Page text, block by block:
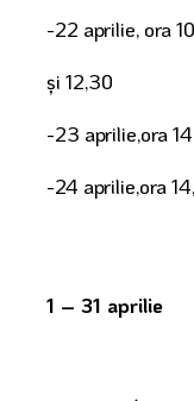
-22 aprilie, ora
şi 12,30
-23 aprilie,ora
-24 aprilie,ora
1 – 31 aprilie